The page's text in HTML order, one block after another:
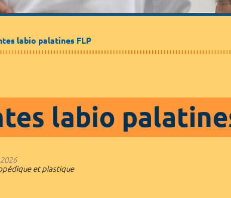
labio palatines FLP
labio
et plastique